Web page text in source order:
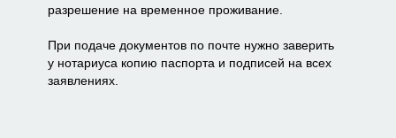
разрешение на временное проживание.
При подаче документов по почте нужно заверить
у нотариуса копию паспорта и подписей на всех
заявлениях.